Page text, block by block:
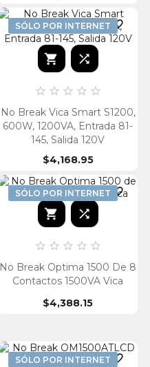
SÓLO POR INTERNET 
 
    
No Break Vica Smart S1200,
600W, 1200VA, Entrada 81-
145, Salida 120V
$4,168.95
SÓLO POR INTERNET 
 
    
No Break Optima 1500 De 8
Contactos 1500VA Vica
$4,388.15
SÓLO POR INTERNET 